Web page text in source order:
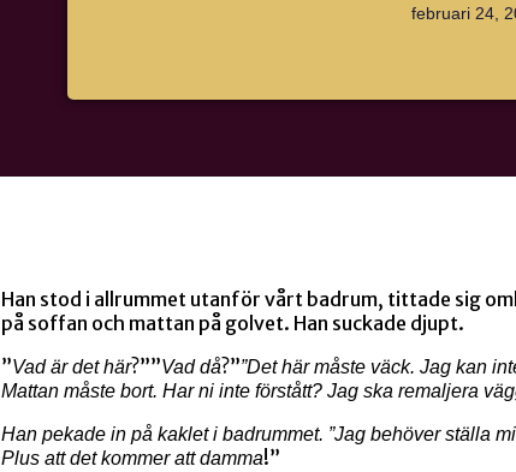
februari 24,
Han stod i allrummet utanför vårt badrum, tittade sig
på soffan och mattan på golvet. Han suckade djupt.
”Vad är det här?””Vad då?””Det här måste väck. Jag kan
Mattan måste bort. Har ni inte förstått? Jag ska remaljera
Han pekade in på kaklet i badrummet. ”Jag behöver ställa
Plus att det kommer att damma!”